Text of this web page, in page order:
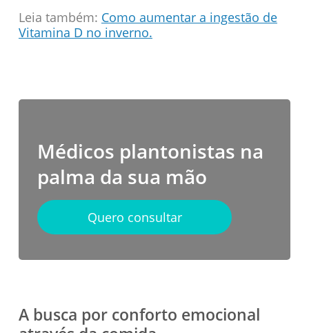
Leia também: Como aumentar a ingestão de
Vitamina D no inverno.
Médicos plantonistas na
palma da sua mão
Quero consultar
A busca por conforto emocional